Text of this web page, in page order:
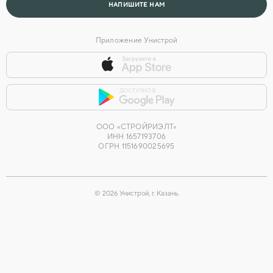
НАПИШИТЕ НАМ
Приложение Унистрой
ООО «СТРОЙРИЭЛТ»
ИНН 1657193706
ОГРН 1151690025695
© 2026Унистрой, г. Казань.